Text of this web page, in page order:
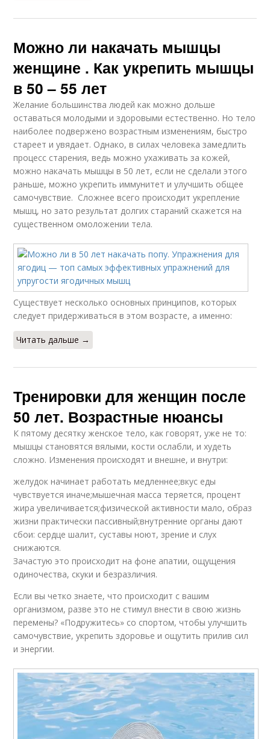
Можно ли накачать мышцы
женщине . Как укрепить мышцы
в 50 – 55 лет
Желание большинства людей как можно дольше
оставаться молодыми и здоровыми естественно. Но тело
наиболее подвержено возрастным изменениям, быстро
стареет и увядает. Однако, в силах человека замедлить
процесс старения, ведь можно ухаживать за кожей,
можно накачать мышцы в 50 лет, если не сделали этого
раньше, можно укрепить иммунитет и улучшить общее
самочувствие. Сложнее всего происходит укрепление
мышц, но зато результат долгих стараний скажется на
существенном омоложении тела.
Существует несколько основных принципов, которых
следует придерживаться в этом возрасте, а именно:
Читать дальше →
Тренировки для женщин после
50 лет. Возрастные нюансы
К пятому десятку женское тело, как говорят, уже не то:
мышцы становятся вялыми, кости ослабли, и худеть
сложно. Изменения происходят и внешне, и внутри:
желудок начинает работать медленнее;вкус еды
чувствуется иначе;мышечная масса теряется, процент
жира увеличивается;физической активности мало, образ
жизни практически пассивный;внутренние органы дают
сбои: сердце шалит, суставы ноют, зрение и слух
снижаются.
Зачастую это происходит на фоне апатии, ощущения
одиночества, скуки и безразличия.
Если вы четко знаете, что происходит с вашим
организмом, разве это не стимул внести в свою жизнь
перемены? «Подружитесь» со спортом, чтобы улучшить
самочувствие, укрепить здоровье и ощутить прилив сил
и энергии.